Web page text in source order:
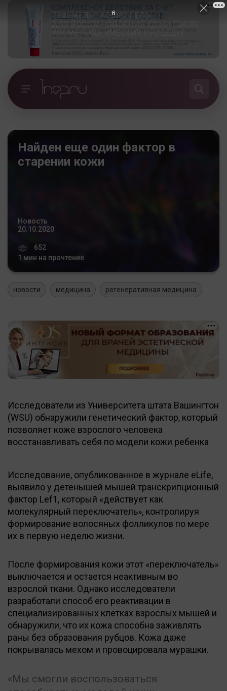
Найден еще один фактор в
старении кожи
Новость
20.10.2020
652
1 мин на прочтение
новости медицина регенеративная медицина
Исследователи из Университета штата Вашингтон
(WSU) обнаружили генетический фактор, который
позволяет коже взрослого человека
восстанавливать себя по модели кожи ребенка
Исследование, опубликованное в журнале eLife,
выявило у детенышей мышей транскрипционный
фактор Lef1, который «действует как
молекулярный переключатель», контролируя
формирование волосяных фолликулов по мере
их в первую неделю жизни.
После формирования кожи этот «переключатель»
выключается и остается неактивным во
взрослой ткани. Однако исследователи
разработали способ его реактивации в
специализированных клетках взрослых мышей и
обнаружили, что их кожа способна заживлять
раны без образования рубцов. Кожа даже
покрывалась мехом и провоцировала мурашки.
Мы смогли воспользоваться
5